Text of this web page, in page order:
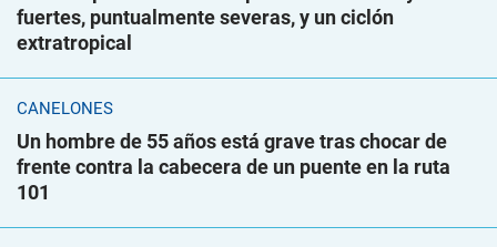
fuertes, puntualmente severas, y un ciclón
extratropical
CANELONES
Un hombre de 55 años está grave tras chocar de
frente contra la cabecera de un puente en la ruta
101